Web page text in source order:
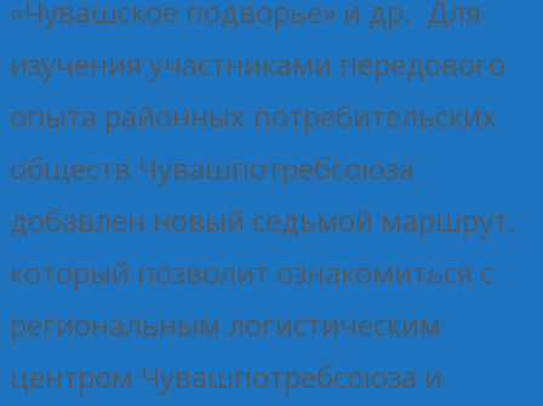
«Чувашское подворье» и др. Для
изучения участниками передового
опыта районных потребительских
обществ Чувашпотребсоюза
добавлен новый седьмой маршрут,
который позволит ознакомиться с
региональным логистическим
центром Чувашпотребсоюза и